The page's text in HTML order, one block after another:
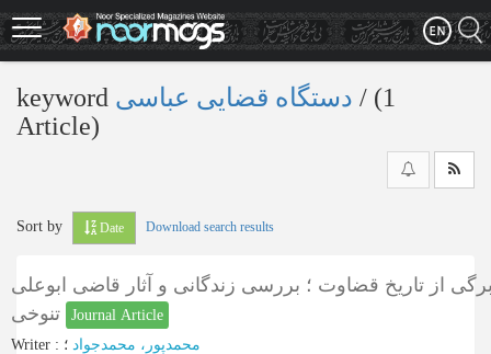
Skip
to
main
keyword
‎/ (1
Article)
Sort by Date Download search results
از تاریخ قضاوت ؛ بررسی زندگانی و آثار قاضی ابوعلی
Journal Article
Writer : محمدپور، محمدجواد ؛